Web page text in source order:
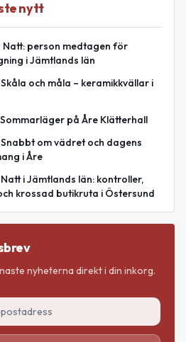
nytt
Natt: person medtagen för
i Jämtlands län
Skåla och måla – keramikkvällar i
Sommarläger på Åre Klätterhall
Snabbt om vädret och dagens
i Åre
Natt i Jämtlands län: kontroller,
krossad butikruta i Östersund
nyheterna direkt i din inkorg.